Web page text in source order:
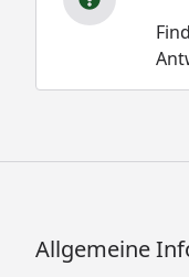
Allgemeine